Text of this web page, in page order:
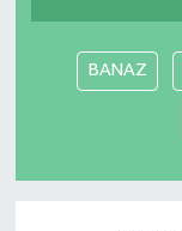
BANAZ
Akhisar
Etiketler